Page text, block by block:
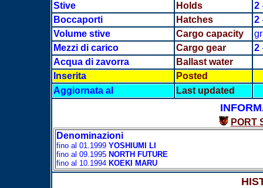
Stive
Holds 2
Boccaporti
Hatches 2
Volume stive
Cargo capacity
Mezzi di carico
Cargo gear 2
Acqua di zavorra
Ballast water
Inserita
Posted
Aggiornata al
Last updated
PORT
Denominazioni
fino al 01.1999YOSHIUMI LI
fino al 09.1995NORTH FUTURE
fino al 10.1994 KOEKI MARU